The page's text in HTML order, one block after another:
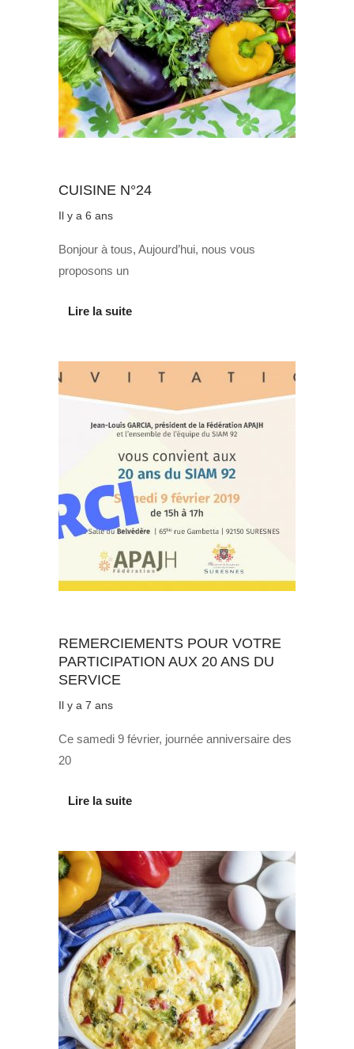
CUISINE N°24
Il y a 6 ans
Bonjour à tous, Aujourd’hui, nous vous
proposons un
Lire la suite
REMERCIEMENTS POUR VOTRE
PARTICIPATION AUX 20 ANS DU
SERVICE
Il y a 7 ans
Ce samedi 9 février, journée anniversaire des
20
Lire la suite